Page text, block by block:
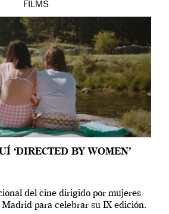
FILMS
‘DIRECTED BY WOMEN’
del cine dirigido por mujeres
para celebrar su IX edición.